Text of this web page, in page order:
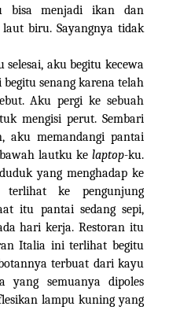
bisa menjadi ikan dan
biru. Sayangnya tidak
aku begitu kecewa
senang karena telah
Aku pergi ke sebuah
mengisi perut. Sembari
aku memandangi pantai
lautku ke laptop-ku.
yang menghadap ke
ke pengunjung
itu pantai sedang sepi,
hari kerja. Restoran itu
Italia ini terlihat begitu
terbuat dari kayu
yang semuanya dipoles
lampu kuning yang